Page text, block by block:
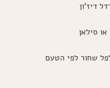
דיז'ון
סילאן
שחור לפי הטעם